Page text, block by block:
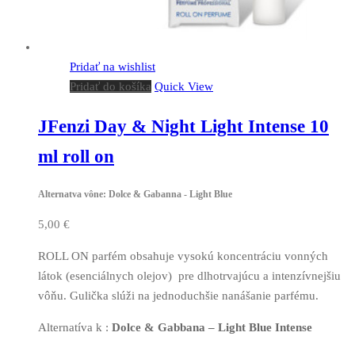
Pridať na wishlist
Pridať do košíka Quick View
JFenzi Day & Night Light Intense 10
ml roll on
Alternatva vône: Dolce & Gabanna - Light Blue
5,00 €
ROLL ON parfém obsahuje vysokú koncentráciu vonných
látok (esenciálnych olejov) pre dlhotrvajúcu a intenzívnejšiu
vôňu. Gulička slúži na jednoduchšie nanášanie parfému.
Alternatíva k : Dolce & Gabbana – Light Blue Intense